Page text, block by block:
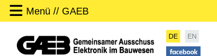
Menü // GAEB
DE EN